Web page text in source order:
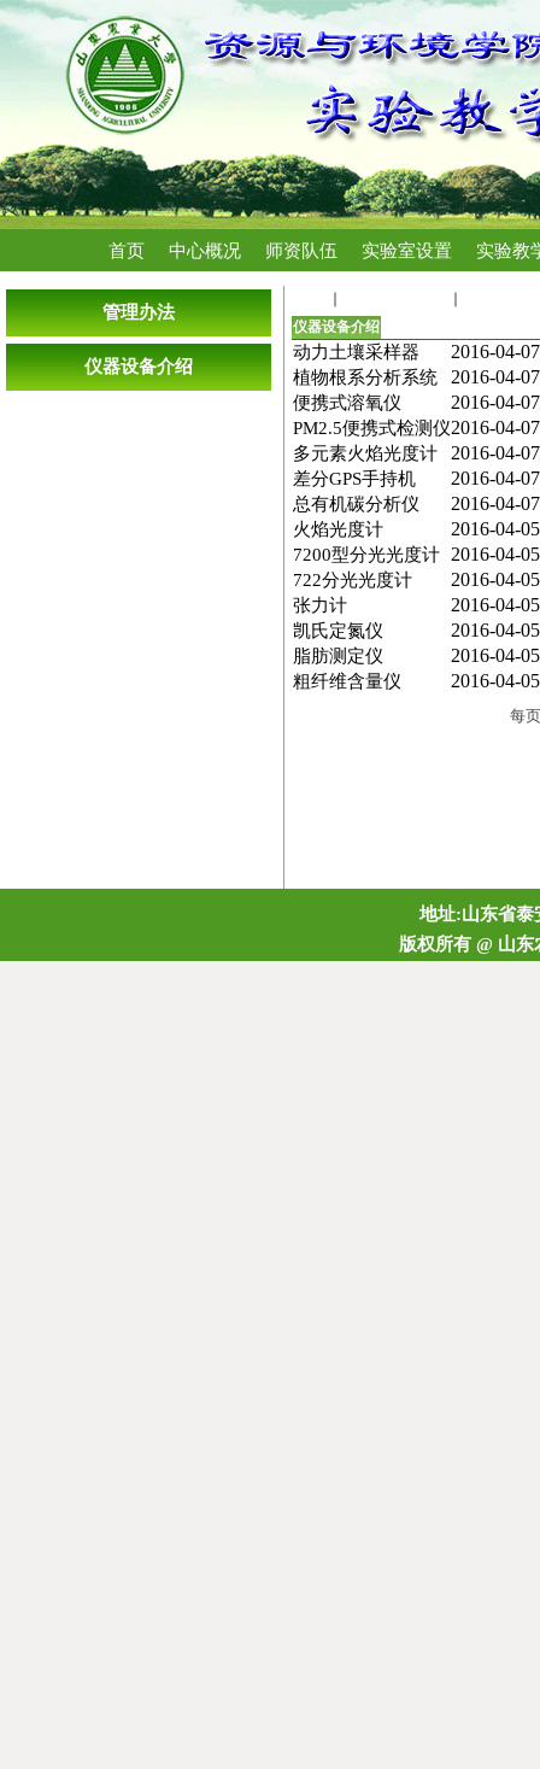
首页 中心概况 师资队伍 实验室设置 实验教
管理办法
仪器设备介绍
仪器设备介绍
动力土壤采样器 2016-04-07
植物根系分析系统 2016-04-07
便携式溶氧仪 2016-04-07
PM2.5便携式检测仪2016-04-07
多元素火焰光度计 2016-04-07
差分GPS手持机 2016-04-07
总有机碳分析仪 2016-04-07
火焰光度计 2016-04-05
7200型分光光度计 2016-04-05
722分光光度计 2016-04-05
张力计 2016-04-05
凯氏定氮仪 2016-04-05
脂肪测定仪 2016-04-05
粗纤维含量仪 2016-04-05
每
地址:山东省泰
版权所有 @ 山